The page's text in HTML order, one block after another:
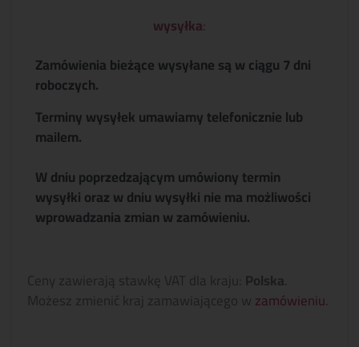
wysyłka:
Zamówienia bieżące wysyłane są w ciągu 7 dni
roboczych.
Terminy wysyłek umawiamy telefonicznie lub
mailem.
W dniu poprzedzającym umówiony termin
wysyłki oraz w dniu wysyłki nie ma możliwości
wprowadzania zmian w zamówieniu.
Ceny zawierają stawkę VAT dla kraju: Polska
Możesz zmienić kraj zamawiającego wzamówieniu